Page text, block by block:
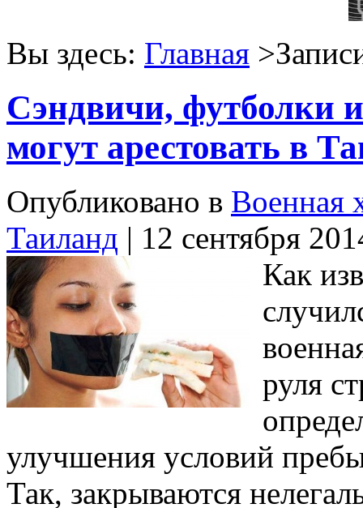
Вы здесь: Главная
Сэндвичи, футболки
могут арестовать в
Опубликовано в Военная
Таиланд | 12 сентября
Как
руля
улучшения условий
Так, закрываются